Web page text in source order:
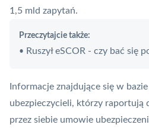
1,5 mld zapytań.
Przeczytajcie także:
• Ruszył eSCOR - czy bać się
Informacje znajdujące się w
ubezpieczycieli, którzy raportują
przez siebie umowie